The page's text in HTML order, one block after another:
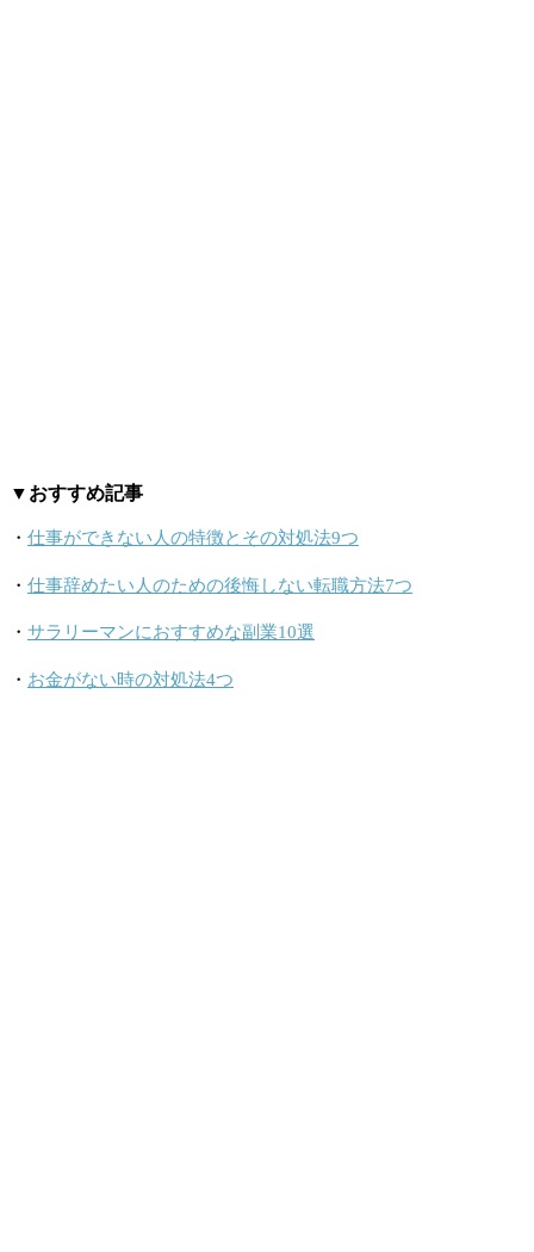
▼おすすめ記事
・ 仕事ができない人の特徴とその対処法9つ
・ 仕事辞めたい人のための後悔しない転職方法7つ
・ サラリーマンにおすすめな副業10選
・ お金がない時の対処法4つ